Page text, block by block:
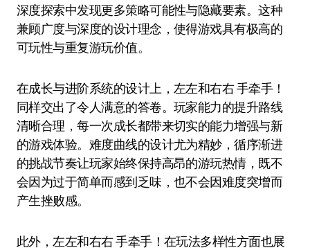
深度探索中发现更多策略可能性与隐藏要素。这种
兼顾广度与深度的设计理念，使得游戏具有极高的
可玩性与重复游玩价值。
在成长与进阶系统的设计上，左左和右右 手牵手！
同样交出了令人满意的答卷。玩家能力的提升路线
清晰合理，每一次成长都带来切实的能力增强与新
的游戏体验。难度曲线的设计尤为精妙，循序渐进
的挑战节奏让玩家始终保持高昂的游玩热情，既不
会因为过于简单而感到乏味，也不会因难度突增而
产生挫败感。
此外，左左和右右 手牵手！在玩法多样性方面也展